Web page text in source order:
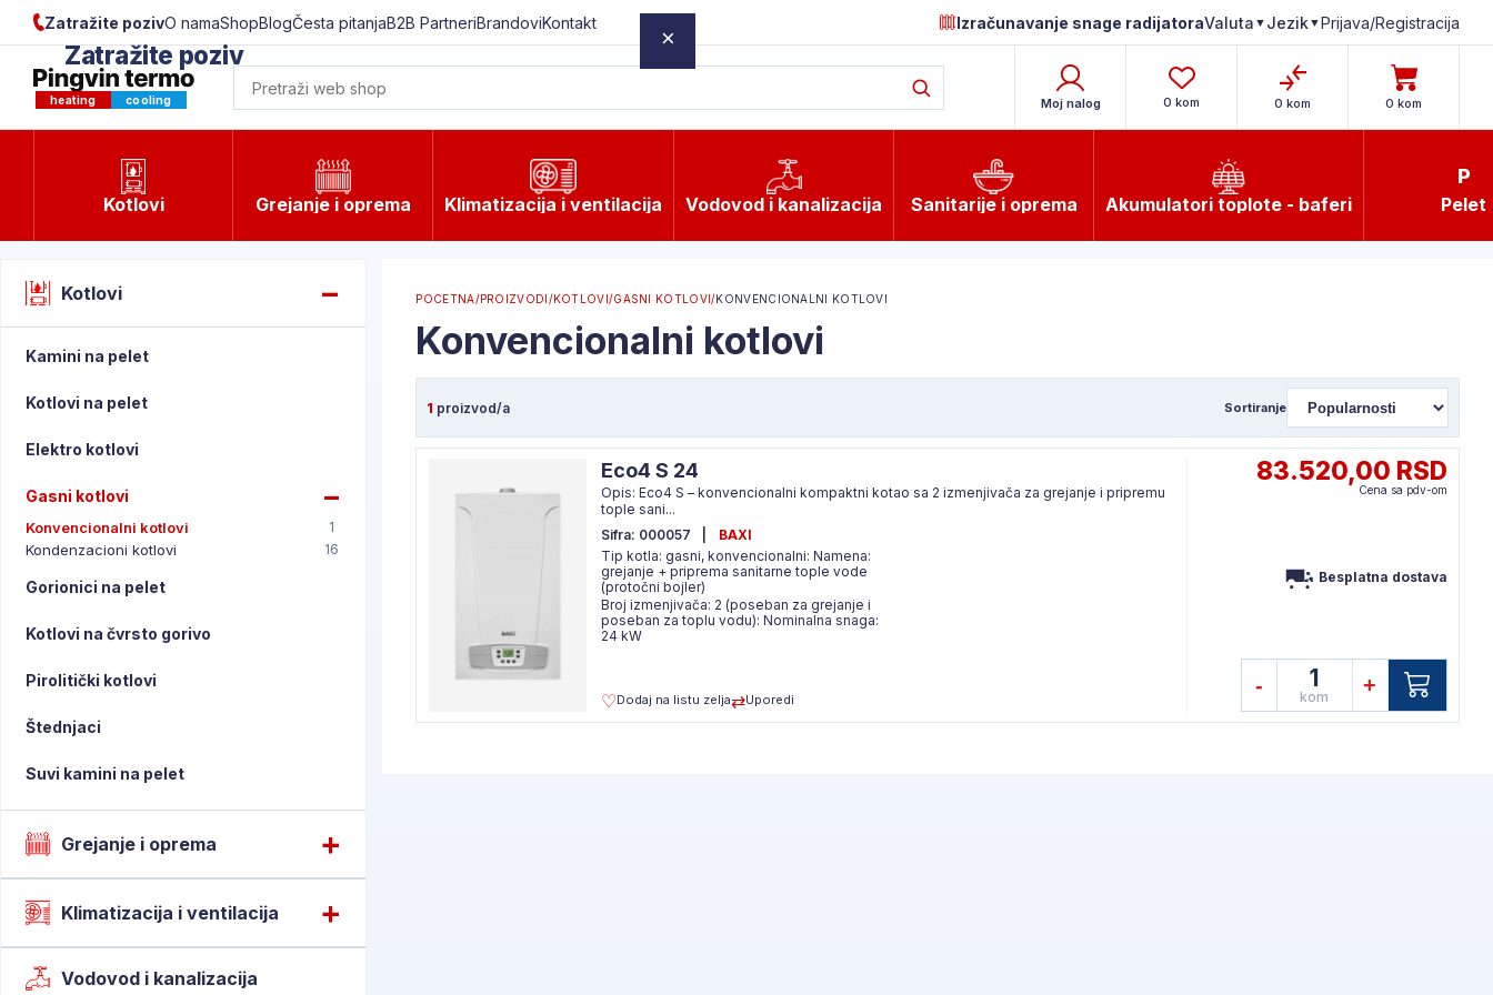
×
Zatražite poziv
Upišite tražene podatke kako bi vas mogli kontaktirati.
Radno vreme:
Zatražite poziv
Zatražite pozivO namaShopBlogČesta pitanjaB2B PartneriBrandoviKontakt Izračunavanje snage radijatoraValuta ▼ Jezik▼Prijava/Registracija
heating cooling Moj nalog 0 kom 0 kom 0 kom
Kotlovi Grejanje i oprema Klimatizacija i ventilacija Vodovod i kanalizacija Sanitarije i oprema Akumulatori toplote - baferi
P
Pelet
Kotlovi
Kamini na pelet
Kotlovi na pelet
Elektro kotlovi
Gasni kotlovi
Konvencionalni kotlovi 1
Kondenzacioni kotlovi 16
Gorionici na pelet
Kotlovi na čvrsto gorivo
Pirolitički kotlovi
Štednjaci
Suvi kamini na pelet
Grejanje i oprema
Klimatizacija i ventilacija
Vodovod i kanalizacija
POCETNA/PROIZVODI/KOTLOVI/GASNI KOTLOVI/KONVENCIONALNI KOTLOVI
Konvencionalni kotlovi
1 proizvod/a Sortiranje
Eco4 S 24
Opis: Eco4 S – konvencionalni kompaktni kotao sa 2 izmenjivača za grejanje i pripremu
tople sani...
Sifra: 000057
BAXI
Tip kotla: gasni, konvencionalni: Namena:
grejanje + priprema sanitarne tople vode
(protočni bojler)
Broj izmenjivača: 2 (poseban za grejanje i
poseban za toplu vodu): Nominalna snaga:
24 kW
Dodaj na listu zelja Uporedi
83.520,00 RSD
Cena sa pdv-om
Besplatna dostava
- 1
kom +